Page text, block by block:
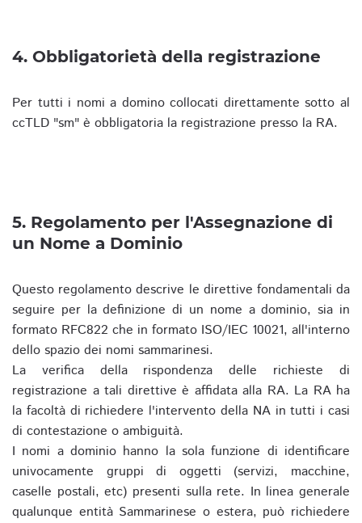
4. Obbligatorietà della registrazione
Per tutti i nomi a domino collocati direttamente sotto al
ccTLD "sm" è obbligatoria la registrazione presso la RA.
5. Regolamento per l'Assegnazione di
un Nome a Dominio
Questo regolamento descrive le direttive fondamentali da
seguire per la definizione di un nome a dominio, sia in
formato RFC822 che in formato ISO/IEC 10021, all'interno
dello spazio dei nomi sammarinesi.
La verifica della rispondenza delle richieste di
registrazione a tali direttive è affidata alla RA. La RA ha
la facoltà di richiedere l'intervento della NA in tutti i casi
di contestazione o ambiguità.
I nomi a dominio hanno la sola funzione di identificare
univocamente gruppi di oggetti (servizi, macchine,
caselle postali, etc) presenti sulla rete. In linea generale
qualunque entità Sammarinese o estera, può richiedere